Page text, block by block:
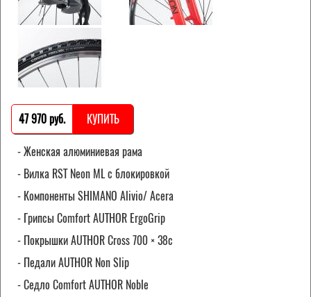
47 970 pуб. КУПИТЬ
- Женская алюминиевая рама
- Вилка RST Neon ML с блокировкой
- Компоненты SHIMANO Alivio/ Acera
- Грипсы Comfort AUTHOR ErgoGrip
- Покрышки AUTHOR Cross 700 × 38c
- Педали AUTHOR Non Slip
- Седло Comfort AUTHOR Noble